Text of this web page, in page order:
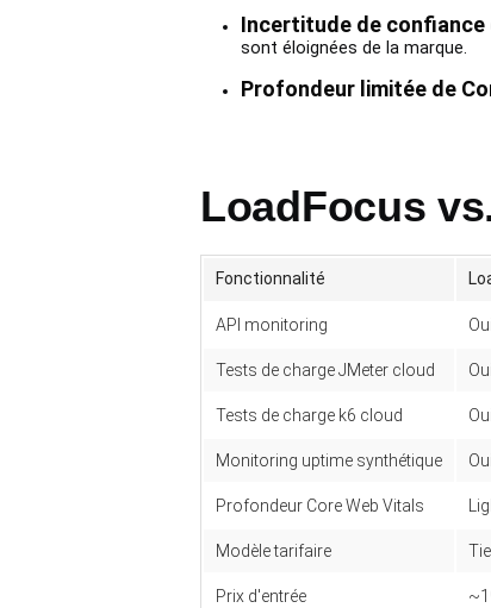
Incertitude de confiance
sont éloignées de la marque.
Profondeur limitée de
LoadFocus
Fonctionnalité
API monitoring
Tests de charge JMeter cloud
Tests de charge k6 cloud
Monitoring uptime synthétique Oui
Profondeur Core Web Vitals
Modèle tarifaire
Prix d'entrée